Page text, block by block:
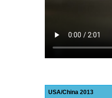
USA China 2013